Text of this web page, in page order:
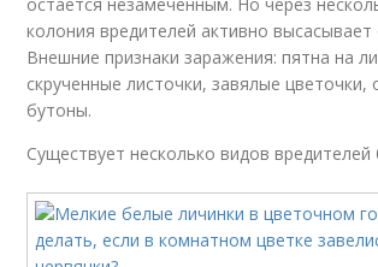
колония вредителей активно высасывает
Внешние признаки заражения: пятна на
скрученные листочки, завялые цветочки,
бутоны.
Существует несколько видов вредителей